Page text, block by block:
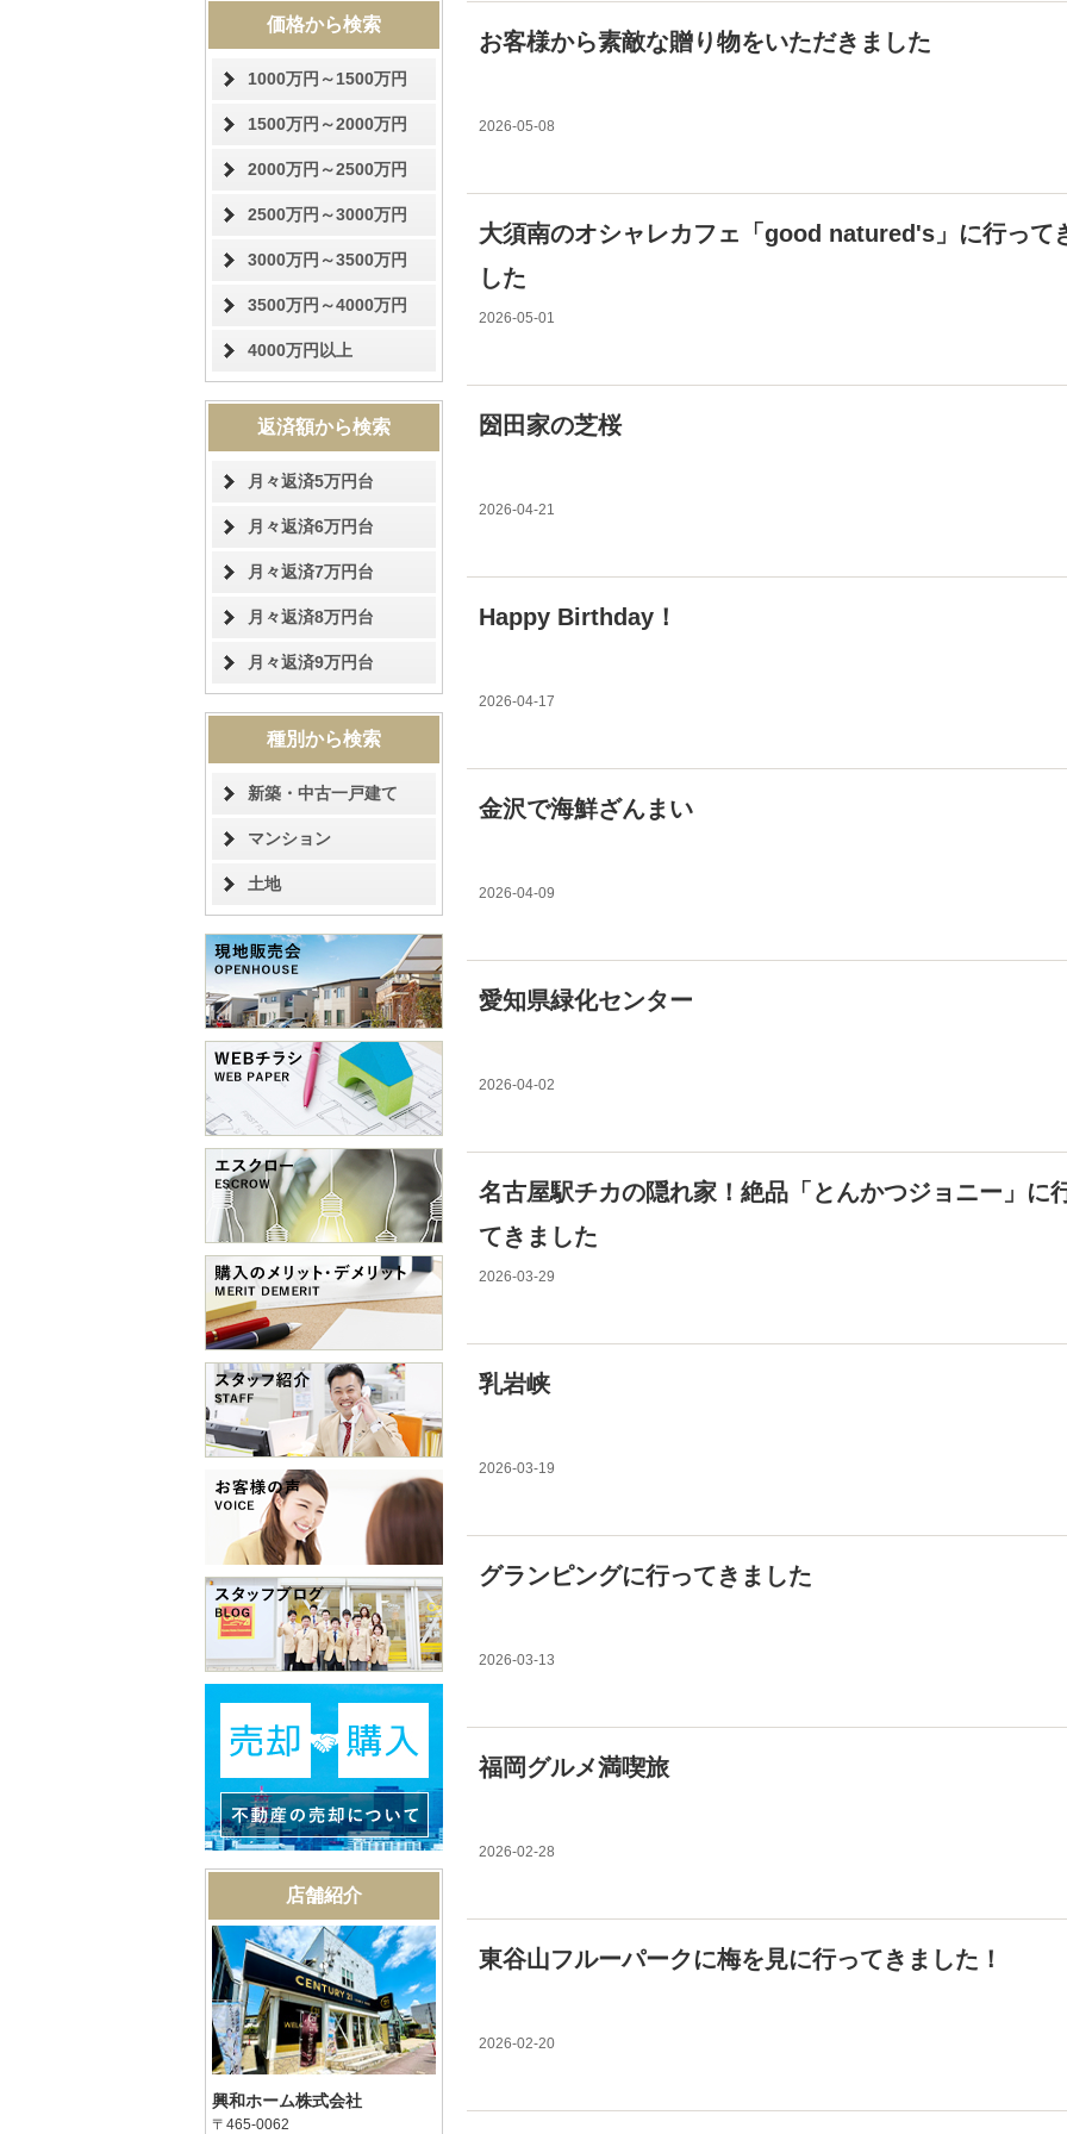
お客様から素敵な贈り物をいただきました
2026-05-08
大須南のオシャレカフェ「good natured's」に行って
した
2026-05-01
圀田家の芝桜
2026-04-21
Happy Birthday！
2026-04-17
金沢で海鮮ざんまい
2026-04-09
愛知県緑化センター
2026-04-02
名古屋駅チカの隠れ家！絶品「とんかつジョニー」に
てきました
2026-03-29
乳岩峡
2026-03-19
グランピングに行ってきました
2026-03-13
福岡グルメ満喫旅
2026-02-28
東谷山フルーパークに梅を見に行ってきました！
2026-02-20
価格から検索
1000万円～1500万円
1500万円～2000万円
2000万円～2500万円
2500万円～3000万円
3000万円～3500万円
3500万円～4000万円
4000万円以上
返済額から検索
月々返済5万円台
月々返済6万円台
月々返済7万円台
月々返済8万円台
月々返済9万円台
種別から検索
新築・中古一戸建て
マンション
土地
店舗紹介
興和ホーム株式会社
〒465-0062